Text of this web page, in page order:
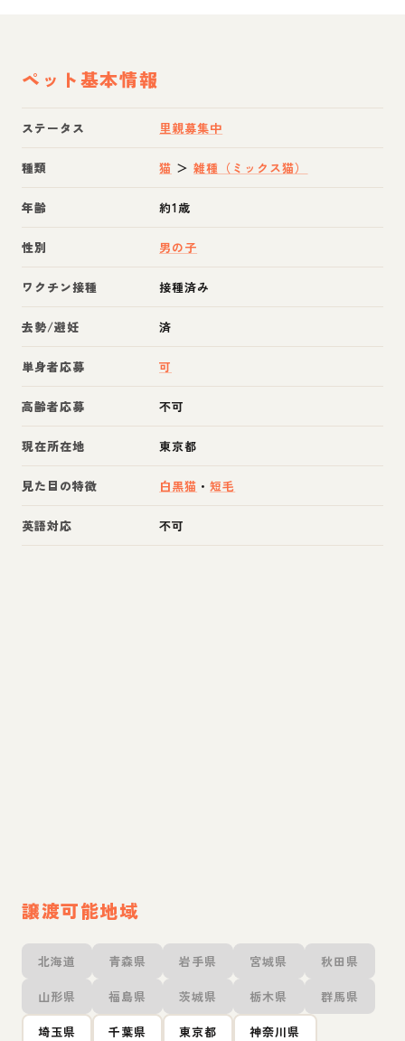
ペット基本情報
ステータス 里親募集中
種類 猫 ＞雑種（ミックス猫）
年齢 約1歳
性別 男の子
ワクチン接種 接種済み
去勢/避妊 済
単身者応募 可
高齢者応募 不可
現在所在地 東京都
見た目の特徴 白黒猫 ・短毛
英語対応 不可
譲渡可能地域
北海道 青森県 岩手県 宮城県 秋田県
山形県 福島県 茨城県 栃木県 群馬県
埼玉県 千葉県 東京都 神奈川県